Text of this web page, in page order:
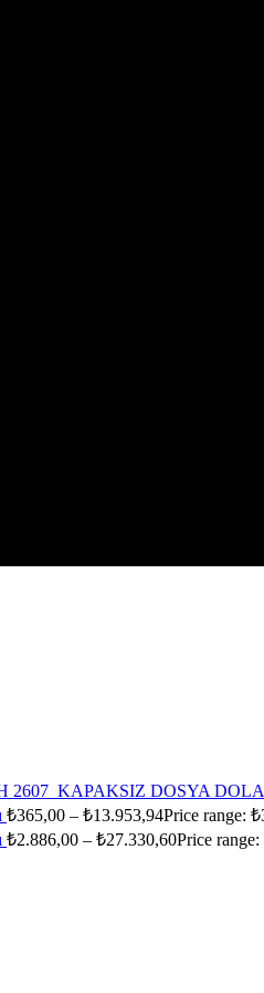
2607_KAPAKSIZ DOSYA
₺365,00 – ₺13.953,94Price range:
₺2.886,00 – ₺27.330,60Price